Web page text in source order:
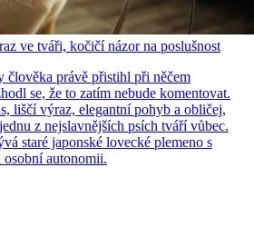
ve tváři, kočičí názor na poslušnost
člověka právě přistihl při něčem
se, že to zatím nebude komentovat.
liščí výraz, elegantní pohyb a obličej,
z nejslavnějších psích tváří vůbec.
staré japonské lovecké plemeno s
osobní autonomii.